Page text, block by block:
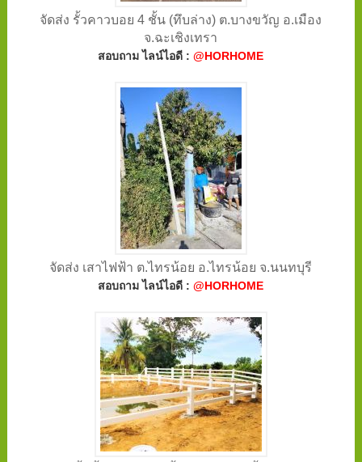
จัดส่ง รั้วคาวบอย 4 ชั้น (ทึบล่าง) ต.บางขวัญ อ.เมือง
จ.ฉะเชิงเทรา
สอบถาม ไลน์ไอดี :@HORHOME
จัดส่ง เสาไฟฟ้า ต.ไทรน้อย อ.ไทรน้อย จ.นนทบุรี
สอบถาม ไลน์ไอดี :@HORHOME